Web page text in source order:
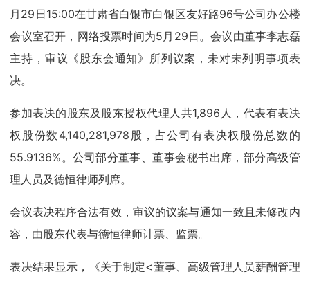
月29日15:00在甘肃省白银市白银区友好路96号公司办公楼
会议室召开，网络投票时间为5月29日。会议由董事李志磊
主持，审议《股东会通知》所列议案，未对未列明事项表
决。
参加表决的股东及股东授权代理人共1,896人，代表有表决
权股份数4,140,281,978股，占公司有表决权股份总数的
55.9136%。公司部分董事、董事会秘书出席，部分高级管
理人员及德恒律师列席。
会议表决程序合法有效，审议的议案与通知一致且未修改内
容，由股东代表与德恒律师计票、监票。
表决结果显示，《关于制定<董事、高级管理人员薪酬管理